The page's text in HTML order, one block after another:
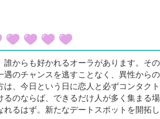
からも好かれるオーラがあります。そ
遇のチャンスを逃すことなく、異性から
、今日という日に恋人と必ずコンタク
るのならば、できるだけ人が多く集まる
るはず。新たなデートスポットを開拓し